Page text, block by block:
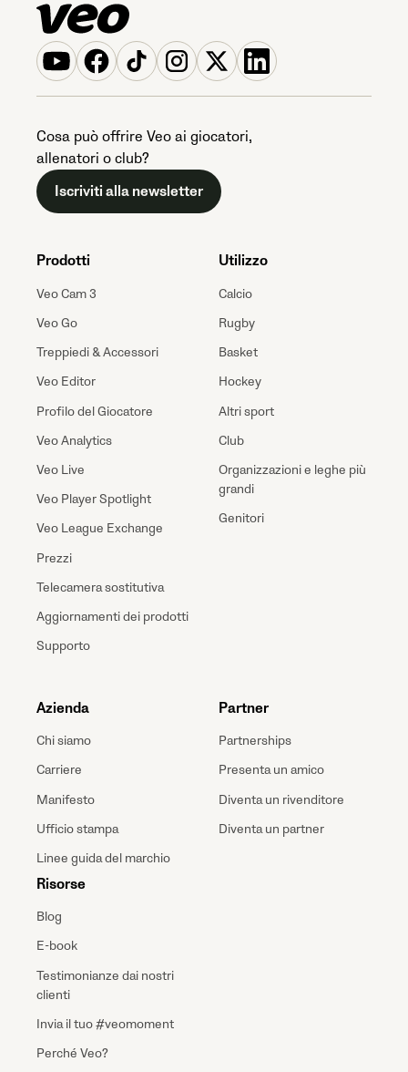
Cosa può offrire Veo ai giocatori,
allenatori o club?
Iscriviti alla newsletter
Prodotti
Veo Cam 3
Veo Go
Treppiedi & Accessori
Veo Editor
Profilo del Giocatore
Veo Analytics
Veo Live
Veo Player Spotlight
Veo League Exchange
Prezzi
Telecamera sostitutiva
Aggiornamenti dei prodotti
Supporto
Utilizzo
Calcio
Rugby
Basket
Hockey
Altri sport
Club
Organizzazioni e leghe più
grandi
Genitori
Azienda
Chi siamo
Carriere
Manifesto
Ufficio stampa
Linee guida del marchio
Risorse
Blog
E-book
Testimonianze dai nostri
clienti
Invia il tuo #veomoment
Perché Veo?
Partner
Partnerships
Presenta un amico
Diventa un rivenditore
Diventa un partner